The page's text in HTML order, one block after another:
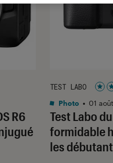
R6
Test Labo
formidable
les
TEST LABO
Noté
Photo • 01